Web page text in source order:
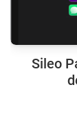
Sileo